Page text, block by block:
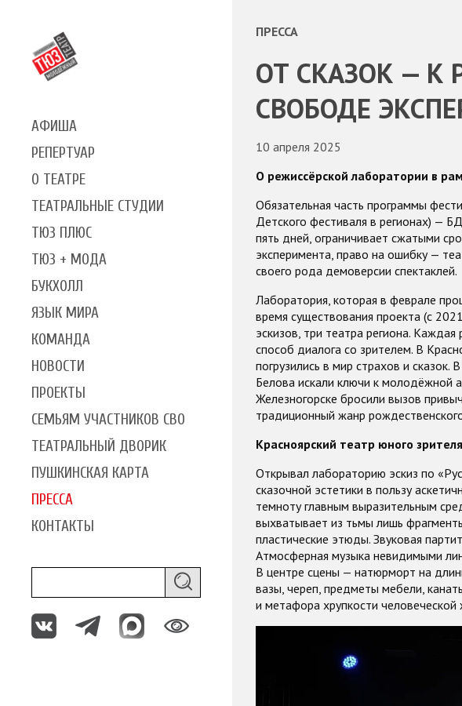
АФИША
РЕПЕРТУАР
О ТЕАТРЕ
ТЕАТРАЛЬНЫЕ СТУДИИ
ТЮЗ ПЛЮС
ТЮЗ + МОДА
БУКХОЛЛ
ЯЗЫК МИРА
КОМАНДА
НОВОСТИ
ПРОЕКТЫ
СЕМЬЯМ УЧАСТНИКОВ СВО
ТЕАТРАЛЬНЫЙ ДВОРИК
ПУШКИНСКАЯ КАРТА
ПРЕССА
КОНТАКТЫ
ПРЕССА
ОТ СКАЗОК — К
СВОБОДЕ
10 апреля 2025
О режиссёрской лаборатории в
Обязательная часть программы
Детского фестиваля в регионах) —
пять дней, ограничивает сжатыми
эксперимента, право на ошибку —
своего рода демоверсии спектаклей.
Лаборатория, которая в феврале
время существования проекта (с
эскизов, три театра региона.
способ диалога со зрителем. В
погрузились в мир страхов и
Белова искали ключи к молодёжной
Железногорске бросили вызов
традиционный жанр
Красноярский театр юного зрителя
Открывал лабораторию эскиз по
сказочной эстетики в пользу
темноту главным выразительным
выхватывает из тьмы лишь
пластические этюды. Звуковая
Атмосферная музыка невидимыми
В центре сцены — натюрморт на
вазы, череп, предметы мебели,
и метафора хрупкости человеческой